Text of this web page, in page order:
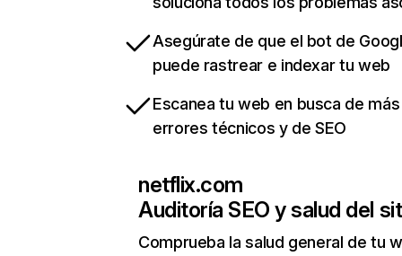
Asegúrate de que el bot de
puede rastrear e indexar tu web
Escanea tu web en busca de
errores técnicos y de SEO
netflix.com
Auditoría SEO y salud del
Comprueba la salud general de tu